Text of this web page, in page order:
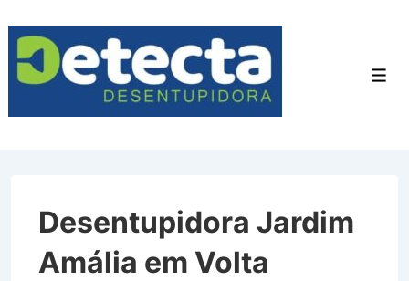
para
Conteúdo
Desentupidora Jardim
Amália em Volta